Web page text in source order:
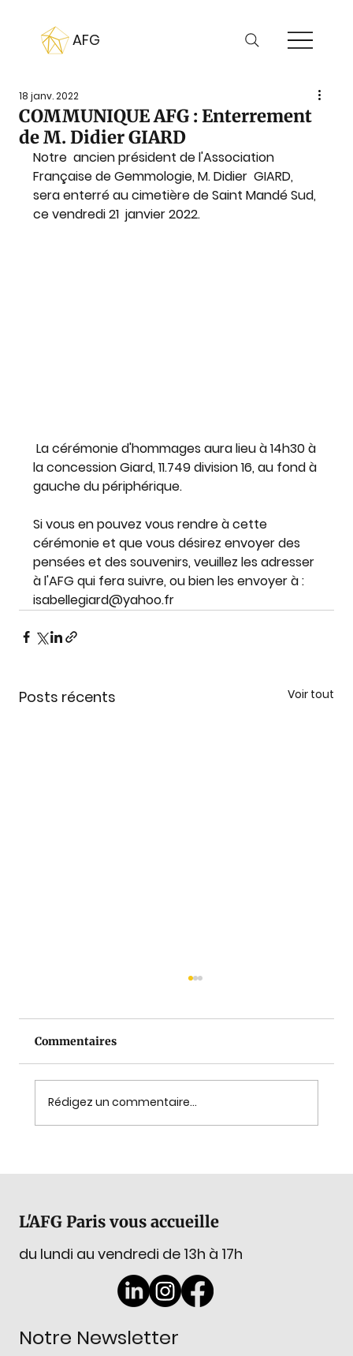
AFG
COMMUNIQUE AFG : Enterrement
de M. Didier GIARD
18 janv. 2022
Notre  ancien président de l'Association
Française de Gemmologie, M. Didier  GIARD,
sera enterré au cimetière de Saint Mandé Sud,
ce vendredi 21  janvier 2022.
la concession Giard, 11.749 division 16, au fond à
gauche du périphérique.
Si vous en pouvez vous rendre à cette
cérémonie et que vous désirez envoyer des
pensées et des souvenirs, veuillez les adresser
à l'AFG qui fera suivre, ou bien les envoyer à :
isabellegiard@yahoo.fr
Posts récents Voir tout
d'Idar-Oberstein, du 2 au 4 novembre
Commentaires
Rédigez un commentaire...
L'AFG Paris vous accueille
du lundi au vendredi de 13h à 17h
Notre Newsletter